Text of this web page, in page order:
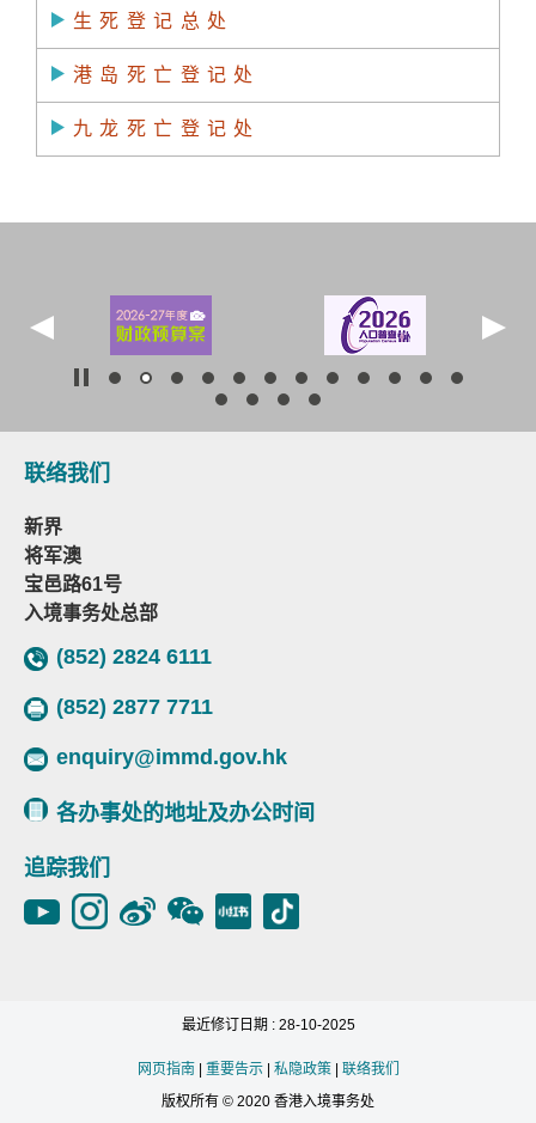
生死登记总处
港岛死亡登记处
九龙死亡登记处
联络我们
新界
将军澳
宝邑路61号
入境事务处总部
(852) 2824 6111
(852) 2877 7711
enquiry@immd.gov.hk
各办事处的地址及办公时间
追踪我们
最近修订日期 : 28-10-2025
网页指南 重要告示| 私隐政策| 联络我们
版权所有 © 2020 香港入境事务处